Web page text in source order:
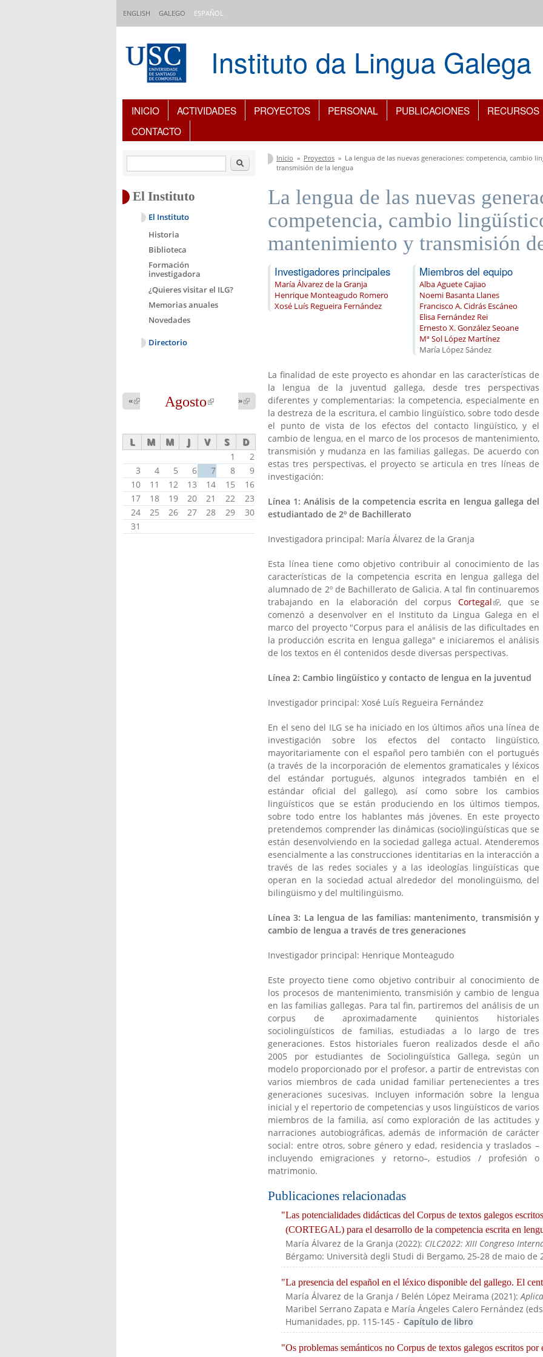
ENGLISH GALEGO ESPAÑOL
Instituto da Lingua Galega
Índice de contenidos
INICIO ACTIVIDADES PROYECTOS PERSONAL PUBLICACIONES
RECURSOS
CONTACTO
Se encuentra usted aquí
Inicio » Proyectos » La lengua de las nuevas generaciones: competencia, cambio
transmisión de la lengua
La lengua de las nuevas
competencia, cambio
mantenimiento y transmisión
Investigadores principales
María Álvarez de la Granja
Henrique Monteagudo Romero
Xosé Luís Regueira Fernández
Miembros del equipo
Alba Aguete Cajiao
Noemi Basanta Llanes
Francisco A. Cidrás Escáneo
Elisa Fernández Rei
Ernesto X. González Seoane
Mª Sol López Martínez
María López Sández
La finalidad de este proyecto es ahondar en las características de
la lengua de la juventud gallega, desde tres perspectivas
diferentes y complementarias: la competencia, especialmente en
la destreza de la escritura, el cambio lingüístico, sobre todo desde
el punto de vista de los efectos del contacto lingüístico, y el
cambio de lengua, en el marco de los procesos de mantenimiento,
transmisión y mudanza en las familias gallegas. De acuerdo con
estas tres perspectivas, el proyecto se articula en tres líneas de
investigación:
Línea 1: Análisis de la competencia escrita en lengua gallega del
estudiantado de 2º de Bachillerato
Investigadora principal: María Álvarez de la Granja
Esta línea tiene como objetivo contribuir al conocimiento de las
características de la competencia escrita en lengua gallega del
alumnado de 2º de Bachillerato de Galicia. A tal fin continuaremos
trabajando en la elaboración del corpusCortegal(link is
, que se
comenzó a desenvolver en el Instituto da Lingua Galega en el
marco del proyecto "Corpus para el análisis de las dificultades en
la producción escrita en lengua gallega" e iniciaremos el análisis
de los textos en él contenidos desde diversas perspectivas.
Línea 2: Cambio lingüístico y contacto de lengua en la juventud
Investigador principal: Xosé Luís Regueira Fernández
En el seno del ILG se ha iniciado en los últimos años una línea de
investigación sobre los efectos del contacto lingüístico,
mayoritariamente con el español pero también con el portugués
(a través de la incorporación de elementos gramaticales y léxicos
del estándar portugués, algunos integrados también en el
estándar oficial del gallego), así como sobre los cambios
lingüísticos que se están produciendo en los últimos tiempos,
sobre todo entre los hablantes más jóvenes. En este proyecto
pretendemos comprender las dinámicas (socio)lingüísticas que se
están desenvolviendo en la sociedad gallega actual. Atenderemos
esencialmente a las construcciones identitarias en la interacción a
través de las redes sociales y a las ideologías lingüísticas que
operan en la sociedad actual alrededor del monolingüismo, del
bilingüismo y del multilingüismo.
Línea 3: La lengua de las familias: mantenimento, transmisión y
cambio de lengua a través de tres generaciones
Investigador principal: Henrique Monteagudo
Este proyecto tiene como objetivo contribuir al conocimiento de
los procesos de mantenimiento, transmisión y cambio de lengua
en las familias gallegas. Para tal fin, partiremos del análisis de un
corpus de aproximadamente quinientos historiales
sociolingüísticos de familias, estudiadas a lo largo de tres
generaciones. Estos historiales fueron realizados desde el año
2005 por estudiantes de Sociolingüística Gallega, según un
modelo proporcionado por el profesor, a partir de entrevistas con
varios miembros de cada unidad familiar pertenecientes a tres
generaciones sucesivas. Incluyen información sobre la lengua
inicial y el repertorio de competencias y usos lingüísticos de varios
miembros de la familia, así como exploración de las actitudes y
narraciones autobiográficas, además de información de carácter
social: entre otros, sobre género y edad, residencia y traslados –
incluyendo emigraciones y retorno–, estudios / profesión o
matrimonio.
Publicaciones relacionadas
"Las potencialidades didácticas del Corpus de textos galegos
(CORTEGAL) para el desarrollo de la competencia escrita en
María Álvarez de la Granja(2022): CILC2022: XIII Congreso
Bérgamo: Università degli Studi di Bergamo, 25-28 de maio de
"La presencia del español en el léxico disponible del gallego. El
María Álvarez de la Granja / Belén López Meirama (2021):
Maribel Serrano Zapata e María Ángeles Calero Fernández
Humanidades, pp. 115-145 - Capítulo de libro
"Os problemas semánticos no Corpus de textos galegos escritos por
Buscar
El Instituto
El Instituto
Historia
Biblioteca
Formación
investigadora
¿Quieres visitar el ILG?
Memorias anuales
Novedades
Directorio
Agosto (link is
«
external)
»
(link is
external)
L M M J V S D
1
2
3
4 5 6 7 8
9
10
11 12 13 14 15
16
17
18 19 20 21 22
23
24
25 26 27 28 29
30
31